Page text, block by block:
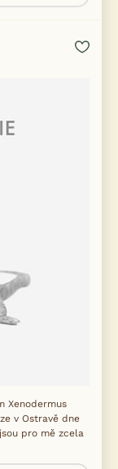
Xenodermus
v Ostravě dne
pro mě zcela